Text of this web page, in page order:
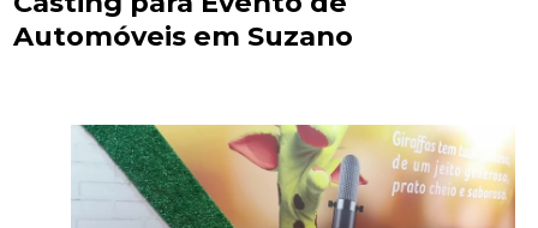
Automóveis em Suzano